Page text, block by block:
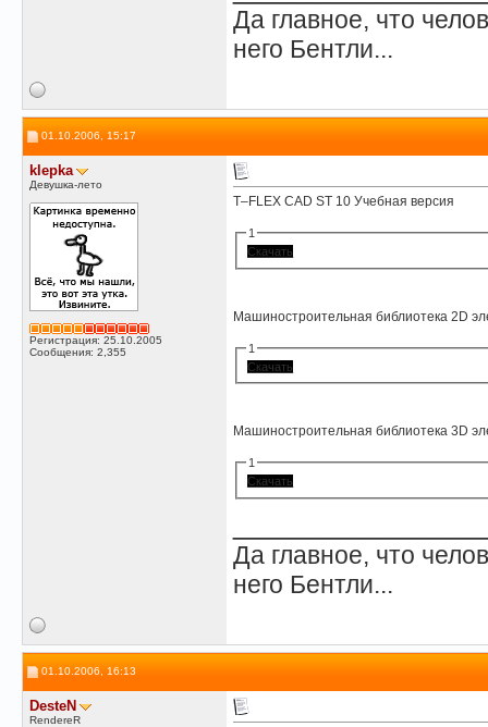
Да главное, что
него Бентли...
01.10.2006, 15:17
klepka
Девушка-лето
Регистрация: 25.10.2005
Сообщения: 2,355
T–FLEX CAD ST 10 Учебная версия
1
Скачать
Машиностроительная библиотека 2D
1
Скачать
Машиностроительная библиотека 3D
1
Скачать
Да главное, что
него Бентли...
01.10.2006, 16:13
DesteN
RendereR